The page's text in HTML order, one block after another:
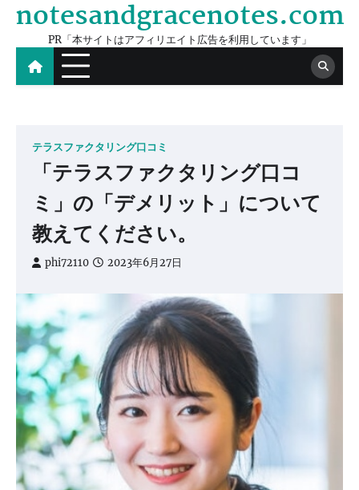
Skip
content
notesandgracenotes.com
PR「本サイトはアフィリエイト広告を利用しています」
テラスファクタリング口コミ
「テラスファクタリング口コ
ミ」の「デメリット」について
教えてください。
phi72110 2023年6月27日